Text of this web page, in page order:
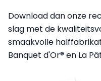
Download dan onze
slag met de
smaakvolle
Banquet d'Or® en La